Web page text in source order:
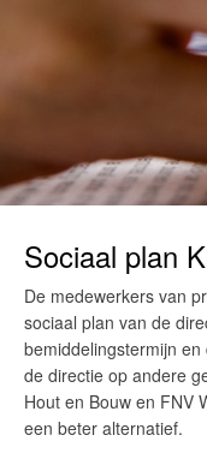
Sociaal plan
De medewerkers van
sociaal plan van de
bemiddelingstermijn
de directie op andere
Hout en Bouw en FNV
een beter alternatief.